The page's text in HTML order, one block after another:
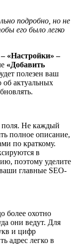
подробно, но не
его было легко
«Настройки» –
«Добавить
полезен ваш
об актуальных
поля. Не каждый
полное описание,
по краткому.
в
поэтому уделите
главные SEO-
более охотно
они ведут. Для
и цифр
адрес легко в